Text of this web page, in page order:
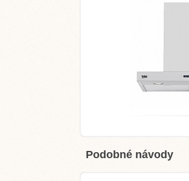
Podobné návody